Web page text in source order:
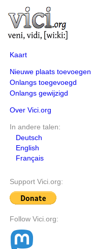
Kaart
Nieuwe plaats toevoegen
Onlangs toegevoegd
Onlangs gewijzigd
Over Vici.org
In andere talen:
Deutsch
English
Français
Support Vici.org:
Follow Vici.org: